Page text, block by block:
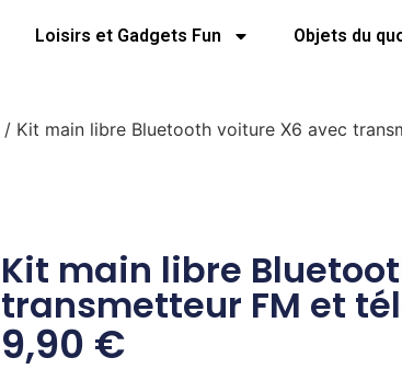
Loisirs et Gadgets Fun Objets du
/ Kit main libre Bluetooth voiture X6 avec
Kit main libre
transmetteur FM et
9,90 €